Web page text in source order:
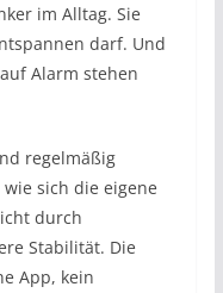
im Alltag. Sie
darf. Und
Alarm stehen
regelmäßig
sich die eigene
durch
Stabilität. Die
App, kein